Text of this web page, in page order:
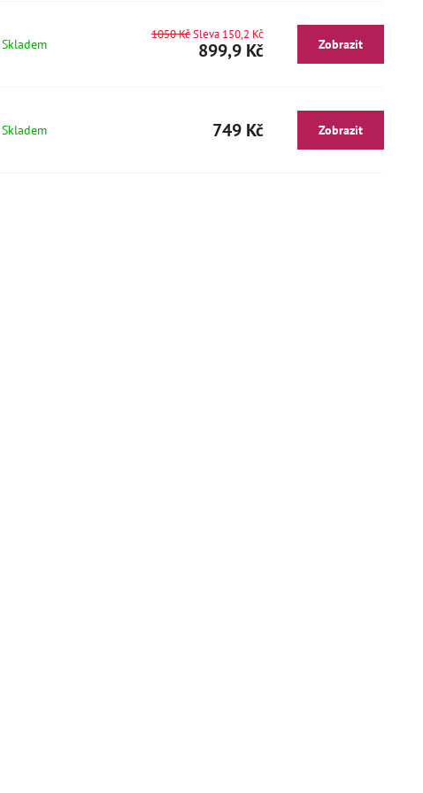
Skladem 899,9 Kč
1050 KčSleva 150,2 Kč
Zobrazit
Skladem 749 Kč Zobrazit
Čepička s výšivkou kojenecká